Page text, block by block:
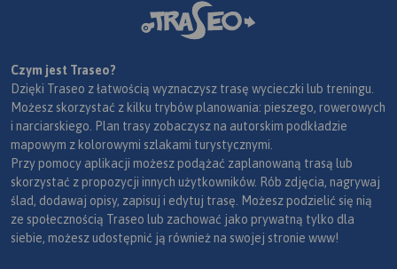
Czym jest Traseo?
Dzięki Traseo z łatwością wyznaczysz trasę wycieczki lub treningu.
Możesz skorzystać z kilku trybów planowania: pieszego, rowerowych
i narciarskiego. Plan trasy zobaczysz na autorskim podkładzie
mapowym z kolorowymi szlakami turystycznymi.
Przy pomocy aplikacji możesz podążać zaplanowaną trasą lub
skorzystać z propozycji innych użytkowników. Rób zdjęcia, nagrywaj
ślad, dodawaj opisy, zapisuj i edytuj trasę. Możesz podzielić się nią
ze społecznością Traseo lub zachować jako prywatną tylko dla
siebie, możesz udostępnić ją również na swojej stronie www!